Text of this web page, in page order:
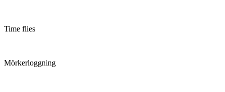
Time flies
Mörkerloggning